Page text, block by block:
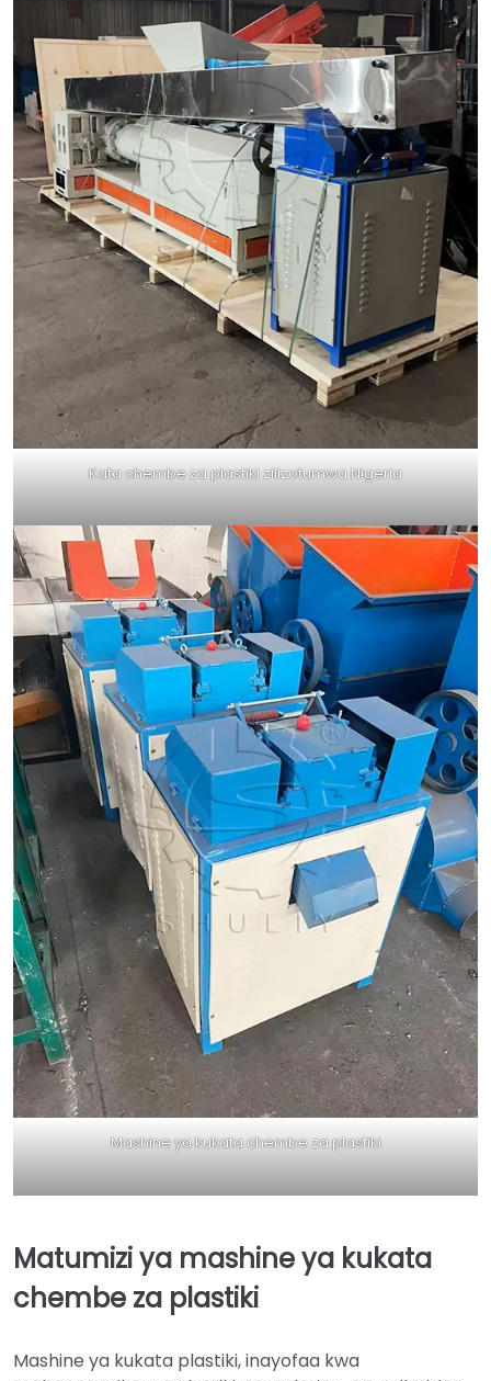
Kata chembe za plastiki zilizotumwa Nigeria
Mashine ya kukata chembe za plastiki
Matumizi ya mashine ya kukata
chembe za plastiki
Mashine ya kukata plastiki, inayofaa kwa